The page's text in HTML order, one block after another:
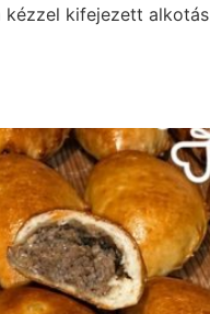
kézzel kifejezett alkotás